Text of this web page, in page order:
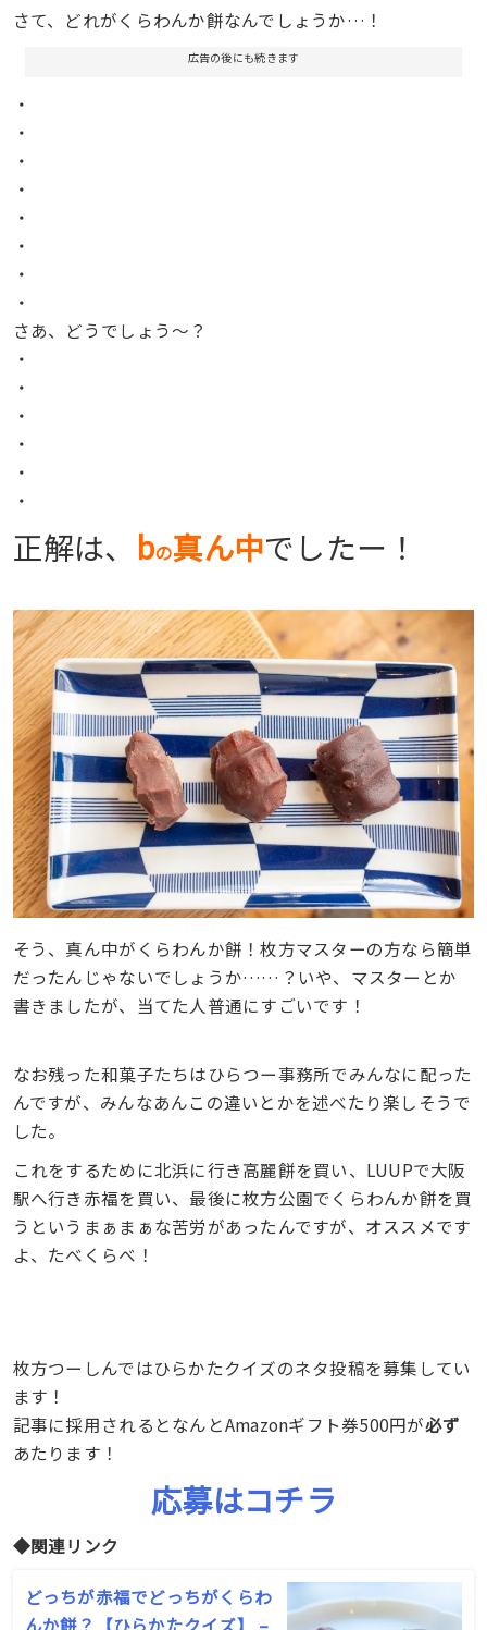
さて、どれがくらわんか餅なんでしょうか…！
広告の後にも続きます
・
・
・
・
・
・
・
・
さあ、どうでしょう〜？
・
・
・
・
・
・
正解は、 bの真ん中でしたー！
そう、真ん中がくらわんか餅！枚方マスターの方なら簡単
だったんじゃないでしょうか……？いや、マスターとか
書きましたが、当てた人普通にすごいです！
なお残った和菓子たちはひらつー事務所でみんなに配った
んですが、みんなあんこの違いとかを述べたり楽しそうで
した。
これをするために北浜に行き高麗餅を買い、LUUPで大阪
駅へ行き赤福を買い、最後に枚方公園でくらわんか餅を買
うというまぁまぁな苦労があったんですが、オススメです
よ、たべくらべ！
枚方つーしんではひらかたクイズのネタ投稿を募集してい
ます！
記事に採用されるとなんとAmazonギフト券500円が必ず
あたります！
応募はコチラ
◆関連リンク
どっちが赤福でどっちがくらわ
んか餅？【ひらかたクイズ】 –